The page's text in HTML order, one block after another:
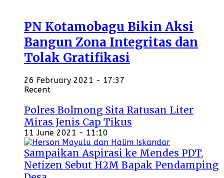
PN Kotamobagu Bikin Aksi
Bangun Zona Integritas dan
Tolak Gratifikasi
26 February 2021 - 17:37
Recent
Polres Bolmong Sita Ratusan Liter
Miras Jenis Cap Tikus
11 June 2021 - 11:10
Sampaikan Aspirasi ke Mendes PDT,
Netizen Sebut H2M Bapak Pendamping